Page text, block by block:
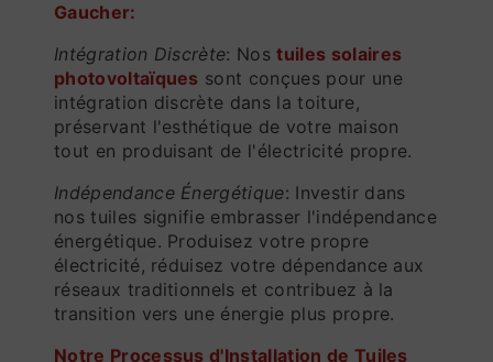
Gaucher:
Intégration Discrète: Nostuiles solaires
photovoltaïques sont conçues pour une
intégration discrète dans la toiture,
préservant l'esthétique de votre maison
tout en produisant de l'électricité propre.
Indépendance Énergétique: Investir dans
nos tuiles signifie embrasser l'indépendance
énergétique. Produisez votre propre
électricité, réduisez votre dépendance aux
réseaux traditionnels et contribuez à la
transition vers une énergie plus propre.
Notre Processus d'Installation de Tuiles